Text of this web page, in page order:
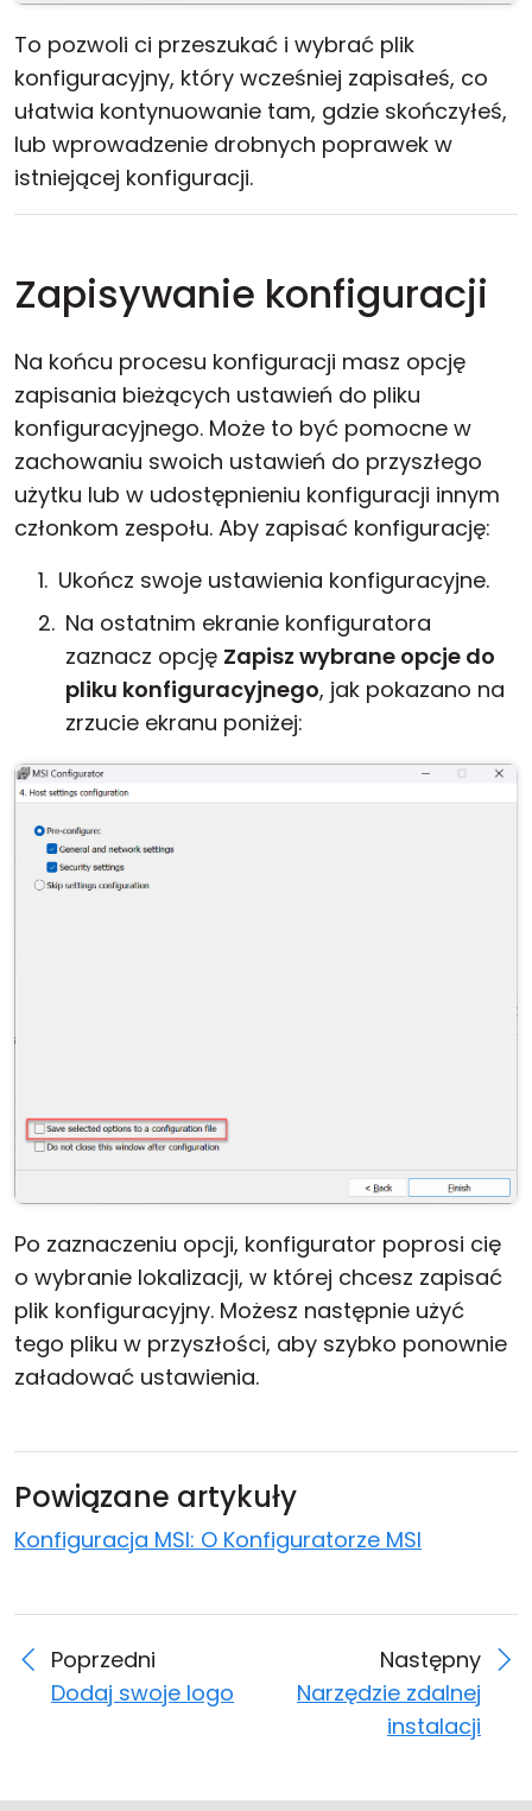
To pozwoli ci przeszukać i wybrać plik
konfiguracyjny, który wcześniej zapisałeś, co
ułatwia kontynuowanie tam, gdzie skończyłeś,
lub wprowadzenie drobnych poprawek w
istniejącej konfiguracji.
Zapisywanie konfiguracji
Na końcu procesu konfiguracji masz opcję
zapisania bieżących ustawień do pliku
konfiguracyjnego. Może to być pomocne w
zachowaniu swoich ustawień do przyszłego
użytku lub w udostępnieniu konfiguracji innym
członkom zespołu. Aby zapisać konfigurację:
Ukończ swoje ustawienia konfiguracyjne.
Na ostatnim ekranie konfiguratora
zaznacz opcję Zapisz wybrane opcje do
pliku konfiguracyjnego, jak pokazano na
zrzucie ekranu poniżej:
Po zaznaczeniu opcji, konfigurator poprosi cię
o wybranie lokalizacji, w której chcesz zapisać
plik konfiguracyjny. Możesz następnie użyć
tego pliku w przyszłości, aby szybko ponownie
załadować ustawienia.
Powiązane artykuły
Konfiguracja MSI: O Konfiguratorze MSI
Poprzedni
Dodaj swoje logo
Następny
Narzędzie zdalnej
instalacji